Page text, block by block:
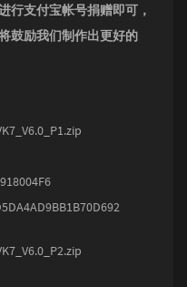
行支付宝帐号捐赠即可，
鼓励我们制作出更好的